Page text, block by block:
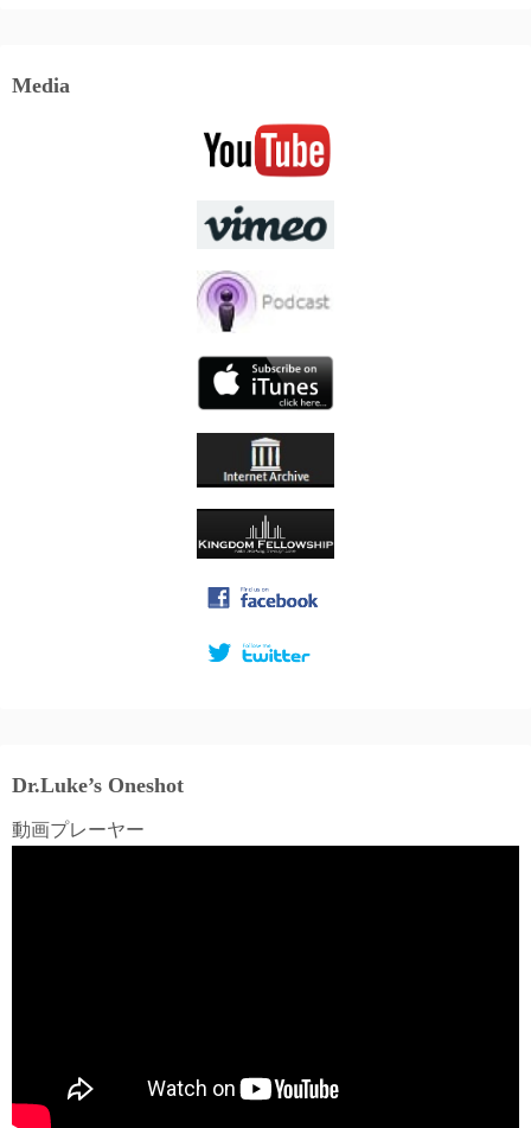
Media
Dr.Luke’s Oneshot
動画プレーヤー